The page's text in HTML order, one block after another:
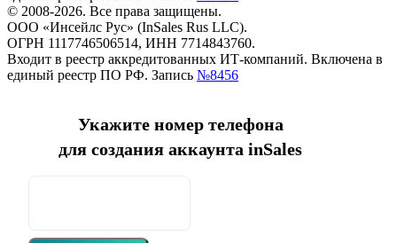
© 2008-2026. Все права защищены.
ООО «Инсейлс Рус» (InSales Rus LLC).
ОГРН 1117746506514, ИНН 7714843760.
Входит в реестр аккредитованных ИТ-компаний. Включена в
единый реестр ПО РФ. Запись №8456
Укажите номер телефона
для создания аккаунта inSales